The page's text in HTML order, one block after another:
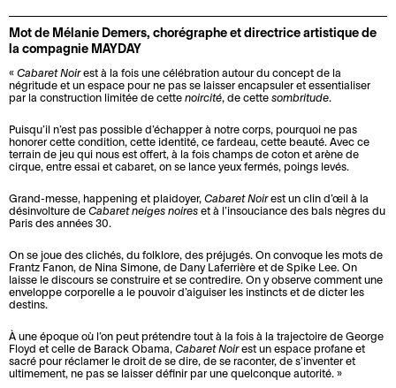
s
t
e
c
h
n
i
q
e
s
e
t
p
l
a
n
s
p
e
d
e
l
a
V
e
l
l
é
e
P
r
i
x
t
s
o
u
t
i
e
n
é
d
a
g
o
g
i
q
u
i
d
e
n
c
e
É
o
l
e
d
e
l
a
t
r
A
ff
i
c
h
e
s
t
c
a
r
t
e
s
L
u
t
e
n
i
L
e
s
a
c
h
i
e
c
Mot de Mélanie Demers, chorégraphe et directrice artistique de
la compagnie MAYDAY
« Cabaret Noirest à la fois une célébration autour du concept de la
négritude et un espace pour ne pas se laisser encapsuler et essentialiser
par la construction limitée de cette noircité, de cette sombritude.
Puisqu’il n’est pas possible d’échapper à notre corps, pourquoi ne pas
honorer cette condition, cette identité, ce fardeau, cette beauté. Avec ce
terrain de jeu qui nous est offert, à la fois champs de coton et arène de
cirque, entre essai et cabaret, on se lance yeux fermés, poings levés.
Grand-messe, happening et plaidoyer, Cabaret Noirest un clin d’œil à la
désinvolture de Cabaret neiges noires et à l’insouciance des bals nègres du
Paris des années 30.
On se joue des clichés, du folklore, des préjugés. On convoque les mots de
Frantz Fanon, de Nina Simone, de Dany Laferrière et de Spike Lee. On
laisse le discours se construire et se contredire. On y observe comment une
enveloppe corporelle a le pouvoir d’aiguiser les instincts et de dicter les
destins.
À une époque où l’on peut prétendre tout à la fois à la trajectoire de George
Floyd et celle de Barack Obama, Cabaret Noirest un espace profane et
sacré pour réclamer le droit de se dire, de se raconter, de s’inventer et
ultimement, ne pas se laisser définir par une quelconque autorité. »